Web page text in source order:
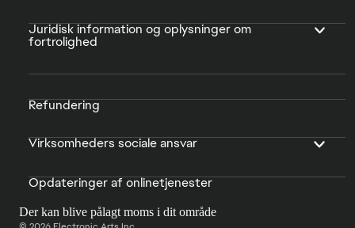
Juridisk information og oplysninger om
fortrolighed
Refundering
Virksomheders sociale ansvar
Opdateringer af onlinetjenester
Der kan blive pålagt moms i dit område